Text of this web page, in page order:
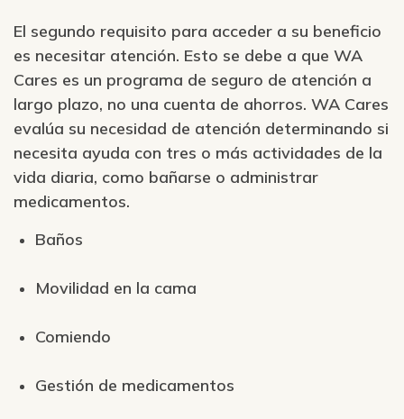
El segundo requisito para acceder a su beneficio
es necesitar atención. Esto se debe a que WA
Cares es un programa de seguro de atención a
largo plazo, no una cuenta de ahorros. WA Cares
evalúa su necesidad de atención determinando si
necesita ayuda con tres o más actividades de la
vida diaria, como bañarse o administrar
medicamentos.
Baños
Movilidad en la cama
Comiendo
Gestión de medicamentos